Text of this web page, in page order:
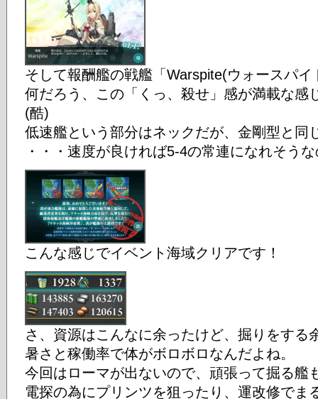
そして報酬艦の戦艦「Warspite(ウォースパイ
何だろう、この「くっ、殺せ」感が満載な感
(酷)
低速艦という部分はネックだが、金剛型と同
・・・速度が良ければ5-4の常連になれそう
こんな感じでイベント海域クリアです！
さ、資源はこんなに余ったけど、掘りをする
暑さと稼働率で体がボロボロなんだよね。
今回はローマが出ないので、頑張って掘る艦
電探の為にプリンツを狙ったり、運改修でま